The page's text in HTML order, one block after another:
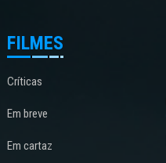
FILMES
Críticas
Em breve
Em cartaz